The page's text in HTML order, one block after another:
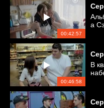
00:42:57
а
00:46:58
В